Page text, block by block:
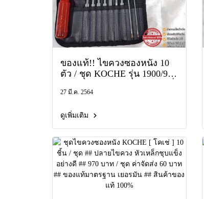
ของแท้!! ไขควงซองหนัง 10
ตัว / ชุด KOCHE รุ่น 1900/91
แฉก ปากแบน ชุดไขควง ซอง
27 มี.ค. 2564
ดูเพิ่มเติม